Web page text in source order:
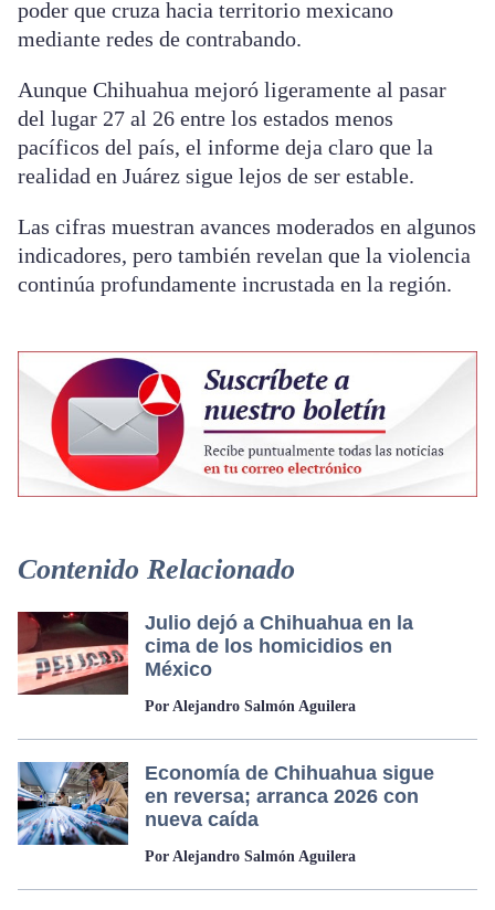
poder que cruza hacia territorio mexicano
mediante redes de contrabando.
Aunque Chihuahua mejoró ligeramente al pasar
del lugar 27 al 26 entre los estados menos
pacíficos del país, el informe deja claro que la
realidad en Juárez sigue lejos de ser estable.
Las cifras muestran avances moderados en algunos
indicadores, pero también revelan que la violencia
continúa profundamente incrustada en la región.
Contenido Relacionado
Julio dejó a Chihuahua en la
cima de los homicidios en
México
Por Alejandro Salmón Aguilera
Economía de Chihuahua sigue
en reversa; arranca 2026 con
nueva caída
Por Alejandro Salmón Aguilera